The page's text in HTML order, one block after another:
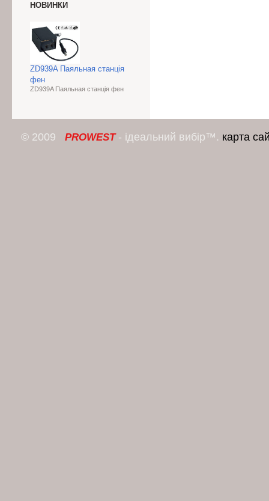
НОВИНКИ
ZD939A Паяльная станція
фен
ZD939A Паяльная станція фен
© 2009 PROWEST- ідеальний вибір™. карта